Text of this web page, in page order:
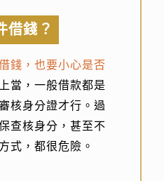
借錢？
錢，也要小心是否
當，一般借款都是
核身分證才行。過
查核身分，甚至不
式，都很危險。